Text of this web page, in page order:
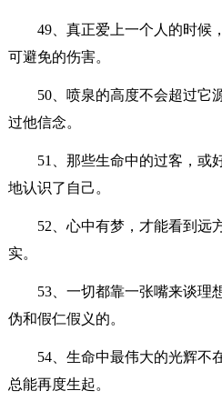
49、真正爱上一个人的时候
可避免的伤害。
50、喷泉的高度不会超过它
过他信念。
51、那些生命中的过客，或
地认识了自己。
52、心中有梦，才能看到远
实。
53、一切都靠一张嘴来谈理
伪和假仁假义的。
54、生命中最伟大的光辉不
总能再度生起。